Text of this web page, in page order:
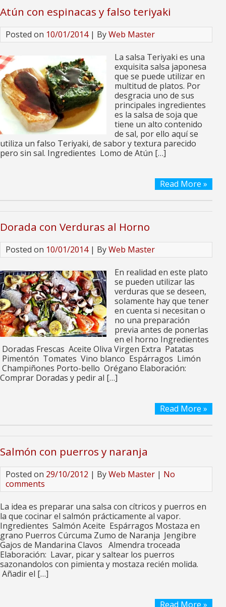
Atún con espinacas y falso teriyaki
Posted on 10/01/2014| ByWeb Master
La salsa Teriyaki es una
exquisita salsa japonesa
que se puede utilizar en
multitud de platos. Por
desgracia uno de sus
principales ingredientes
es la salsa de soja que
tiene un alto contenido
de sal, por ello aquí se
utiliza un falso Teriyaki, de sabor y textura parecido
pero sin sal. Ingredientes Lomo de Atún […]
Read More »
Dorada con Verduras al Horno
Posted on 10/01/2014| ByWeb Master
En realidad en este plato
se pueden utilizar las
verduras que se deseen,
solamente hay que tener
en cuenta si necesitan o
no una preparación
previa antes de ponerlas
en el horno Ingredientes
Doradas Frescas Aceite Oliva Virgen Extra Patatas
Pimentón Tomates Vino blanco Espárragos Limón
Champiñones Porto-bello Orégano Elaboración:
Comprar Doradas y pedir al […]
Read More »
Salmón con puerros y naranja
Posted on 29/10/2012 | ByWeb Master | No
comments
La idea es preparar una salsa con cítricos y puerros en
la que cocinar el salmón prácticamente al vapor.
Ingredientes Salmón Aceite Espárragos Mostaza en
grano Puerros Cúrcuma Zumo de Naranja Jengibre
Gajos de Mandarina Clavos Almendra troceada
Elaboración: Lavar, picar y saltear los puerros
sazonandolos con pimienta y mostaza recién molida.
Añadir el […]
Read More »